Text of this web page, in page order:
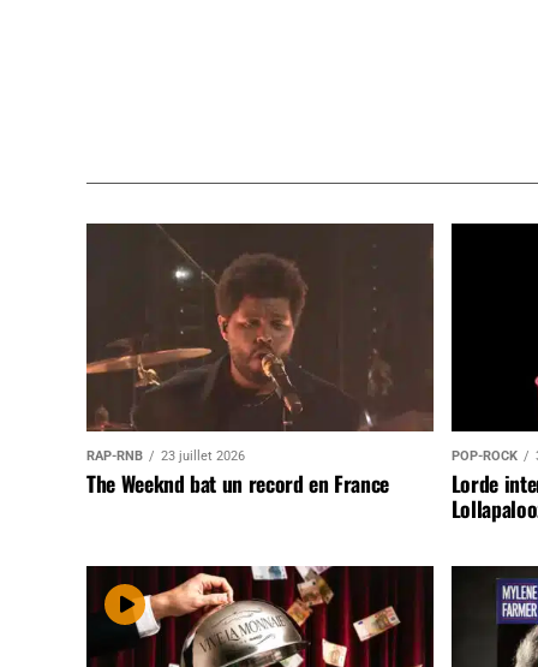
RAP-RNB 23 juillet 2026
The Weeknd bat un record en France
POP-ROCK
Lorde